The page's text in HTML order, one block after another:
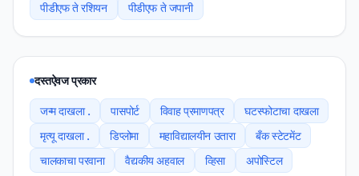
पीडीएफ ते रशियन
पीडीएफ ते जपानी
दस्तऐवज प्रकार
जन्म दाखला . पासपोर्ट विवाह प्रमाणपत्र
घटस्फोटाचा दाखला
मृत्यू दाखला .
डिप्लोमा महाविद्यालयीन उतारा
बँक स्टेटमेंट
चालकाचा परवाना
वैद्यकीय अहवाल व्हिसा अपोस्टिल